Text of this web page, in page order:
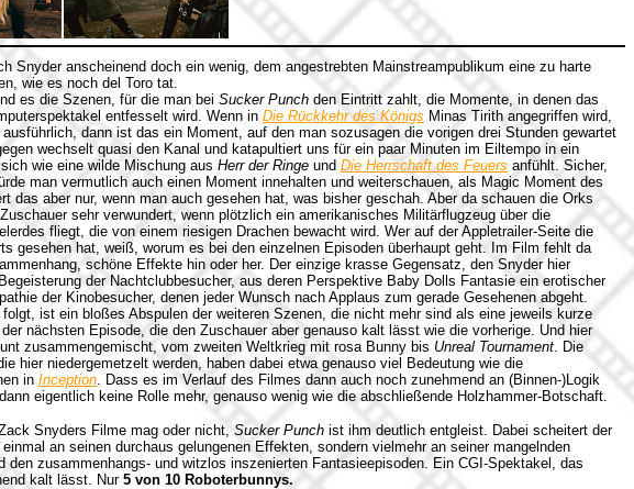
Snyder anscheinend doch ein wenig, dem angestrebten Mainstreampublikum eine zu harte
wie es noch del Toro tat.
es die Szenen, für die man bei Sucker Punch den Eintritt zahlt, die Momente, in denen das
entfesselt wird. Wenn in Die Rückkehr des Königs Minas Tirith angegriffen wird,
dann ist das ein Moment, auf den man sozusagen die vorigen drei Stunden gewartet
wechselt quasi den Kanal und katapultiert uns für ein paar Minuten im Eiltempo in ein
wie eine wilde Mischung aus Herr der Ringe und Die Herrschaft des Feuers anfühlt. Sicher,
man vermutlich auch einen Moment innehalten und weiterschauen, als Magic Moment des
das aber nur, wenn man auch gesehen hat, was bisher geschah. Aber da schauen die Orks
sehr verwundert, wenn plötzlich ein amerikanisches Militärflugzeug über die
fliegt, die von einem riesigen Drachen bewacht wird. Wer auf der Appletrailer-Seite die
gesehen hat, weiß, worum es bei den einzelnen Episoden überhaupt geht. Im Film fehlt da
schöne Effekte hin oder her. Der einzige krasse Gegensatz, den Snyder hier
der Nachtclubbesucher, aus deren Perspektive Baby Dolls Fantasie ein erotischer
der Kinobesucher, denen jeder Wunsch nach Applaus zum gerade Gesehenen abgeht.
ist ein bloßes Abspulen der weiteren Szenen, die nicht mehr sind als eine jeweils kurze
nächsten Episode, die den Zuschauer aber genauso kalt lässt wie die vorherige. Und hier
zusammengemischt, vom zweiten Weltkrieg mit rosa Bunny bis Unreal Tournament. Die
hier niedergemetzelt werden, haben dabei etwa genauso viel Bedeutung wie die
in Inception. Dass es im Verlauf des Filmes dann auch noch zunehmend an (Binnen-)Logik
eigentlich keine Rolle mehr, genauso wenig wie die abschließende Holzhammer-Botschaft.
Snyders Filme mag oder nicht, Sucker Punch ist ihm deutlich entgleist. Dabei scheitert der
an seinen durchaus gelungenen Effekten, sondern vielmehr an seiner mangelnden
den zusammenhangs- und witzlos inszenierten Fantasieepisoden. Ein CGI-Spektakel, das
kalt lässt. Nur5 von 10 Roboterbunnys.